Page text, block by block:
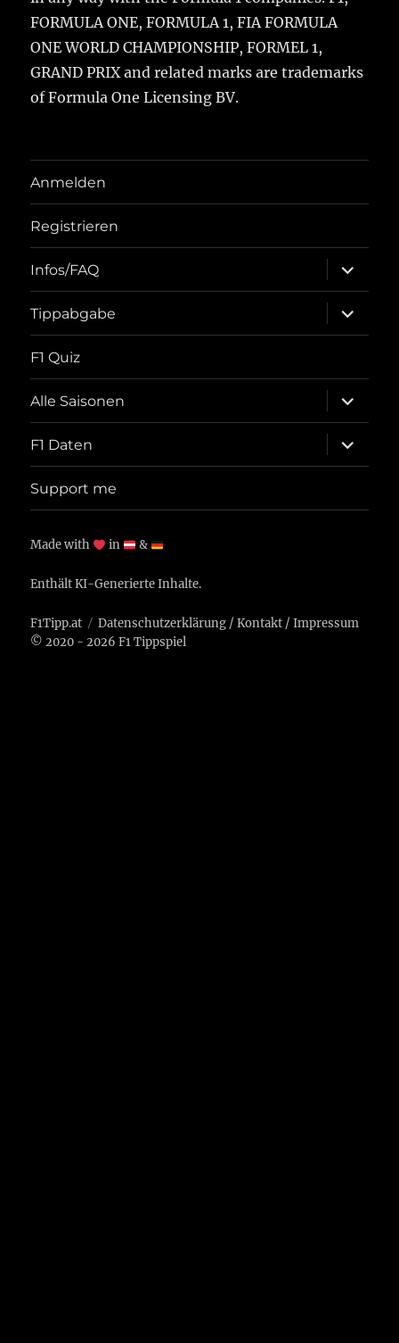
FORMULA ONE, FORMULA 1, FIA FORMULA
ONE WORLD CHAMPIONSHIP, FORMEL 1,
GRAND PRIX and related marks are trademarks
of Formula One Licensing BV.
Anmelden
Registrieren
Infos/FAQ
öffnen
Tippabgabe
öffnen
F1 Quiz
Alle Saisonen
öffnen
F1 Daten
öffnen
Support me
Made with in &
Enthält KI-Generierte Inhalte.
F1Tipp.at Datenschutzerklärung /Kontakt /Impressum
© 2020 - 2026 F1 Tippspiel